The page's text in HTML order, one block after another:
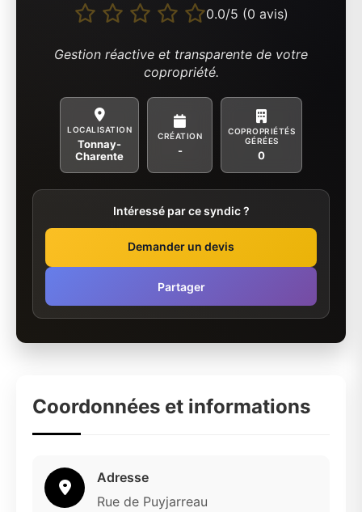
0.0/5 (0 avis)
Gestion réactive et transparente de votre
copropriété.
LOCALISATION
Tonnay-
Charente
CRÉATION
-
COPROPRIÉTÉS
GÉRÉES
0
Intéressé par ce syndic ?
Demander un devis
Partager
Coordonnées et informations
Adresse
Rue de Puyjarreau